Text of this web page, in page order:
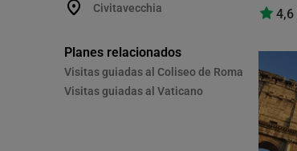
Civitavecchia
Planes relacionados
Visitas guiadas al Coliseo de Roma
Visitas guiadas al Vaticano
4,6